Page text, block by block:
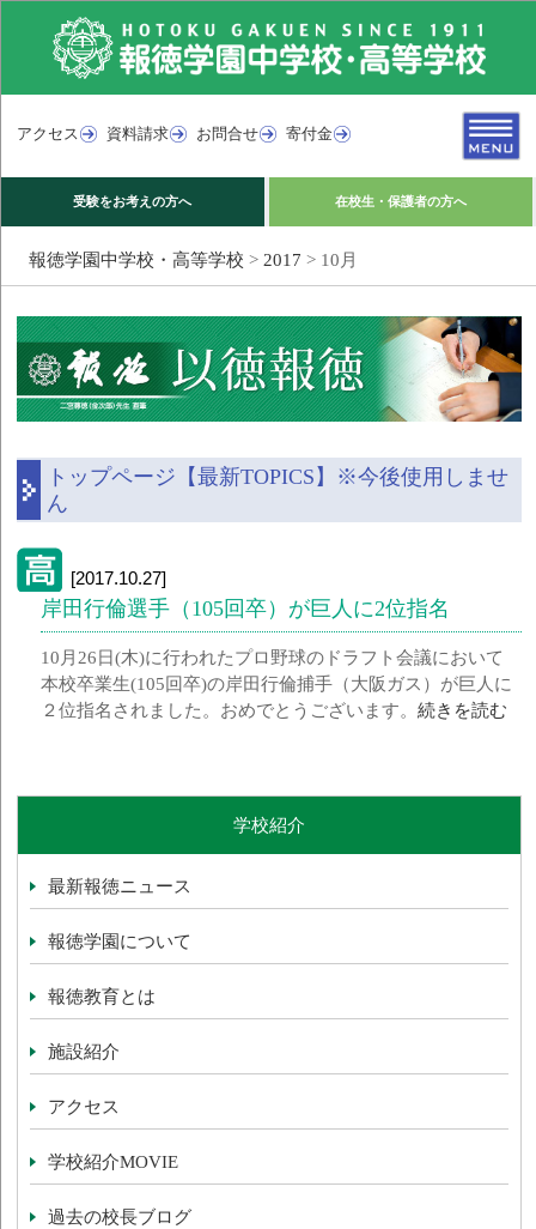
アクセス 資料請求 お問合せ 寄付金
受験をお考えの方へ 在校生・保護者の方へ
報徳学園中学校・高等学校 > 2017 > 10月
トップページ【最新TOPICS】※今後使用しませ
ん
[2017.10.27]
岸田行倫選手（105回卒）が巨人に2位指名
10月26日(木)に行われたプロ野球のドラフト会議において
本校卒業生(105回卒)の岸田行倫捕手（大阪ガス）が巨人に
２位指名されました。おめでとうございます。続きを読む
学校紹介
最新報徳ニュース
報徳学園について
報徳教育とは
施設紹介
アクセス
学校紹介MOVIE
過去の校長ブログ